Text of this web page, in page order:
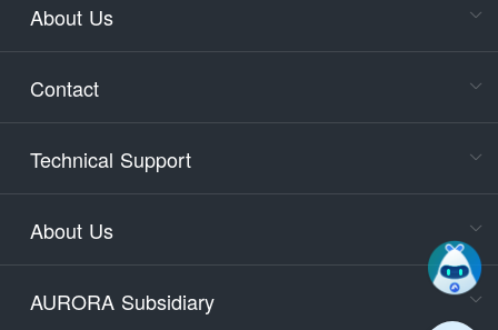
About Us
Contact
Technical Support
About Us
AURORA Subsidiary
days)
9:30-